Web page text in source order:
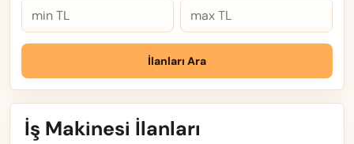
İlanları Ara
İş Makinesi İlanları